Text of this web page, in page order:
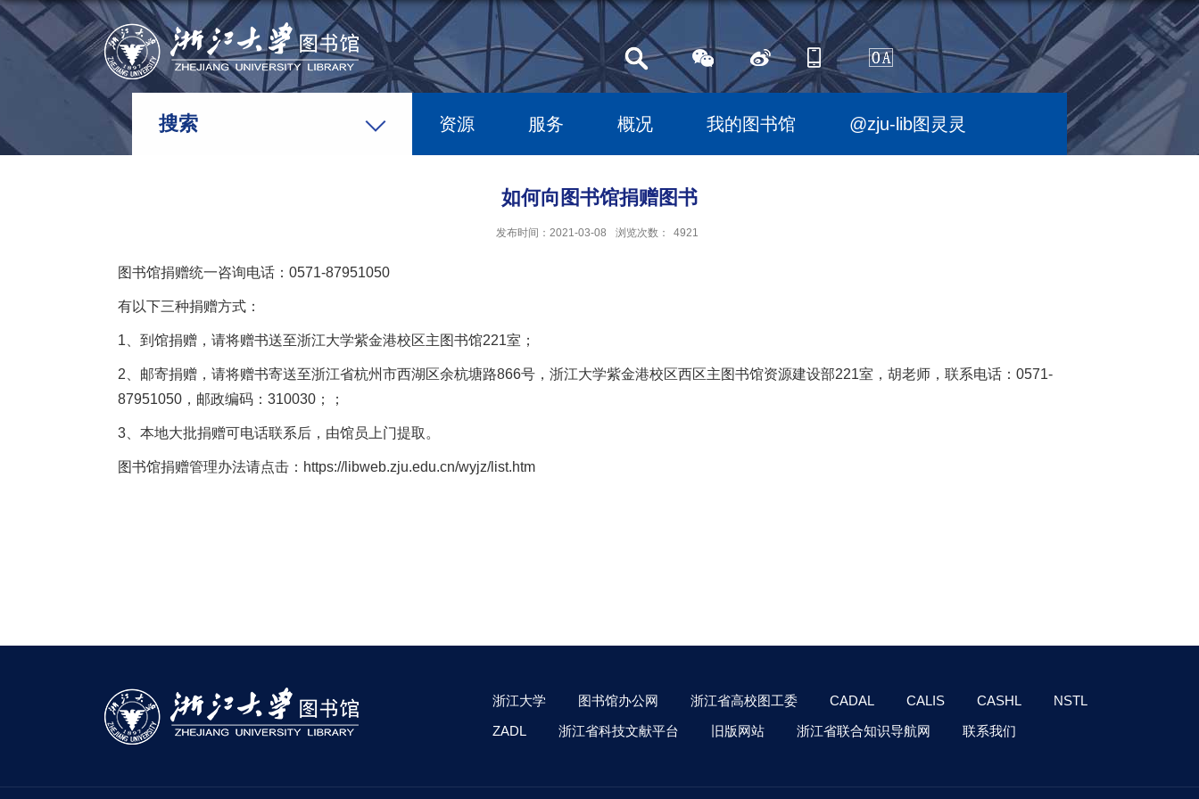
搜索 资源 服务 概况 我的图书馆 @zju-lib图灵灵
如何向图书馆捐赠图书
发布时间：2021-03-08 浏览次数： 4921
图书馆捐赠统一咨询电话：0571-87951050
有以下三种捐赠方式：
1、到馆捐赠，请将赠书送至浙江大学紫金港校区主图书馆221室；
2、邮寄捐赠，请将赠书寄送至浙江省杭州市西湖区余杭塘路866号，浙江大学紫金港校区西区主图书馆资源建设部221室，胡老师，联系电话：0571-
87951050，邮政编码：310030；；
3、本地大批捐赠可电话联系后，由馆员上门提取。
图书馆捐赠管理办法请点击：https://libweb.zju.edu.cn/wyjz/list.htm
浙江大学 图书馆办公网 浙江省高校图工委 CADAL CALIS CASHL
NSTL
ZADL
浙江省科技文献平台 旧版网站 浙江省联合知识导航网 联系我们